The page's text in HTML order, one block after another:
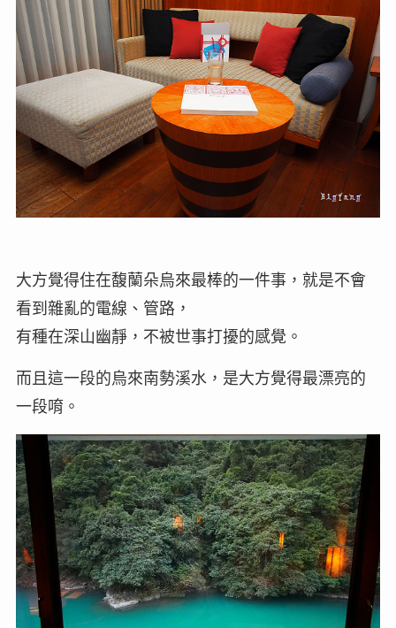
大方覺得住在馥蘭朵烏來最棒的一件事，就是不會
看到雜亂的電線、管路，
有種在深山幽靜，不被世事打擾的感覺。
而且這一段的烏來南勢溪水，是大方覺得最漂亮的
一段唷。